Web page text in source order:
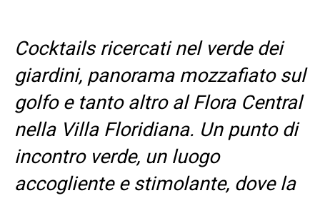
Cocktails ricercati nel verde dei
giardini, panorama mozzafiato sul
golfo e tanto altro alFlora Central
nella Villa Floridiana. Un punto di
incontro verde, un luogo
accogliente e stimolante, dove la